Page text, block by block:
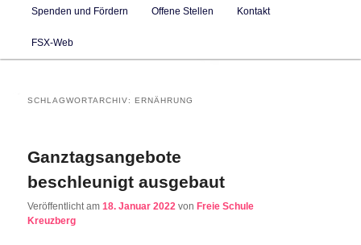
Spenden und Fördern Offene Stellen Kontakt
FSX-Web
SCHLAGWORTARCHIV:ERNÄHRUNG
Ganztagsangebote
beschleunigt ausgebaut
Veröffentlicht am18. Januar 2022 vonFreie Schule
Kreuzberg